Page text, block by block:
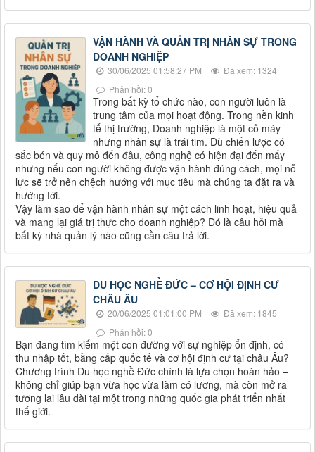
VẬN HÀNH VÀ QUẢN TRỊ NHÂN SỰ TRONG
DOANH NGHIỆP
30/06/2025 01:58:27 PM
Đã xem: 1324
Phản hồi: 0
Trong bất kỳ tổ chức nào, con người luôn là
trung tâm của mọi hoạt động. Trong nền kinh
tế thị trường, Doanh nghiệp là một cỗ máy
nhưng nhân sự là trái tim. Dù chiến lược có
sắc bén và quy mô đến đâu, công nghệ có hiện đại đến mấy
nhưng nếu con người không được vận hành đúng cách, mọi nỗ
lực sẽ trở nên chệch hướng với mục tiêu mà chúng ta đặt ra và
hướng tới.
Vậy làm sao để vận hành nhân sự một cách linh hoạt, hiệu quả
và mang lại giá trị thực cho doanh nghiệp? Đó là câu hỏi mà
bất kỳ nhà quản lý nào cũng cần câu trả lời.
DU HỌC NGHỀ ĐỨC – CƠ HỘI ĐỊNH CƯ
CHÂU ÂU
20/06/2025 01:01:00 PM
Đã xem: 1845
Phản hồi: 0
Bạn đang tìm kiếm một con đường với sự nghiệp ổn định, có
thu nhập tốt, bằng cấp quốc tế và cơ hội định cư tại châu Âu?
Chương trình Du học nghề Đức chính là lựa chọn hoàn hảo –
không chỉ giúp bạn vừa học vừa làm có lương, mà còn mở ra
tương lai lâu dài tại một trong những quốc gia phát triển nhất
thế giới.